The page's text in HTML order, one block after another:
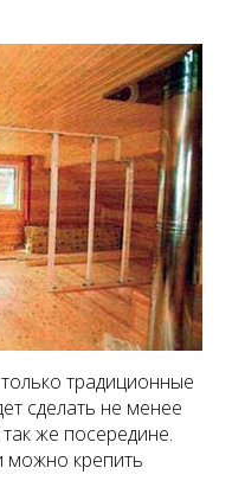
традиционные
сделать не менее
же посередине.
можно крепить